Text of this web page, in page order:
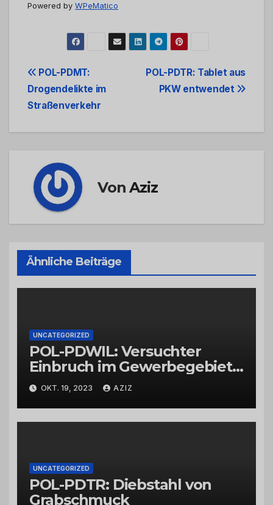
Powered by WPeMatico
Beitrags-
Navigation
POL-PDTR: Tablet aus
PKW entwendet
POL-PDMT:
Drogendelikte im
Straßenverkehr
VonAziz
Ähnliche Beiträge
UNCATEGORIZED
POL-PDWIL: Versuchter
Einbruch im Gewerbegebiet
Wittlich
OKT. 19, 2023 AZIZ
UNCATEGORIZED
POL-PDTR: Diebstahl von
Grabschmuck